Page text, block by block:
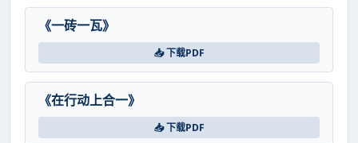
《一砖一瓦》
📥 下载PDF
《在行动上合一》
📥 下载PDF